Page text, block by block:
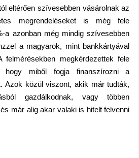
eltérően szívesebben vásárolnak az
megrendeléseket is még fele
a azonban még mindig szívesebben
a magyarok, mint bankkártyával
felmérésekben megkérdezettek fele
hogy miből fogja finanszírozni a
Azok közül viszont, akik már tudták,
gazdálkodnak, vagy többen
már alig akar valaki is hitelt felvenni